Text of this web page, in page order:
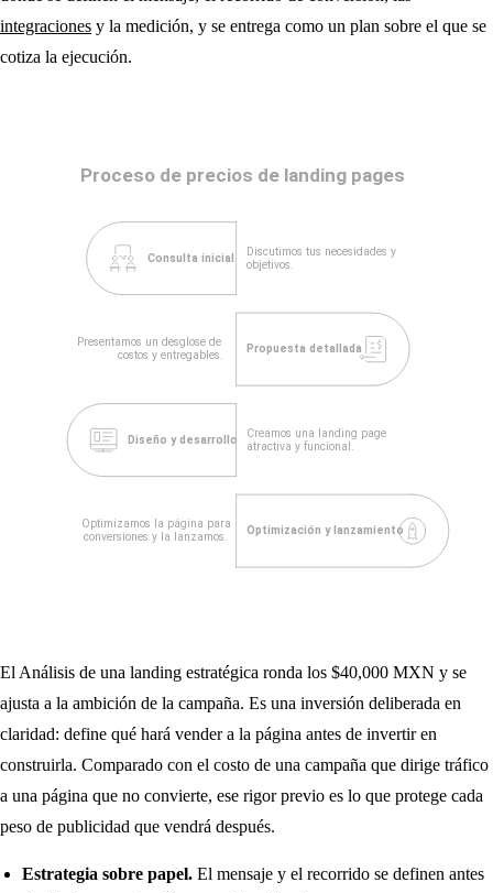
integraciones y la medición, y se entrega como un plan sobre el que se
cotiza la ejecución.
El Análisis de una landing estratégica ronda los $40,000 MXN y se
ajusta a la ambición de la campaña. Es una inversión deliberada en
claridad: define qué hará vender a la página antes de invertir en
construirla. Comparado con el costo de una campaña que dirige tráfico
a una página que no convierte, ese rigor previo es lo que protege cada
peso de publicidad que vendrá después.
Estrategia sobre papel. El mensaje y el recorrido se definen antes